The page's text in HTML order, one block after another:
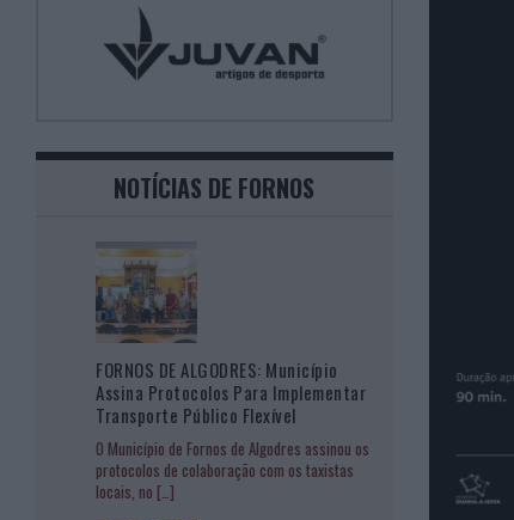
NOTÍCIAS DE FORNOS
FORNOS DE ALGODRES: Município
Assina Protocolos Para Implementar
Transporte Público Flexível
O Município de Fornos de Algodres assinou os
protocolos de colaboração com os taxistas
locais, no […]